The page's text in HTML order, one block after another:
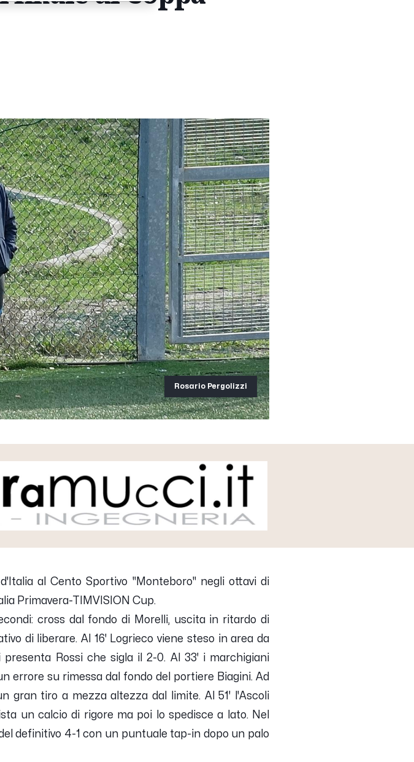
Rosario Pergolizzi
al Cento Sportivo "Monteboro" negli ottavi di
Primavera-TIMVISION Cup.
cross dal fondo di Morelli, uscita in ritardo di
di liberare. Al 16' Logrieco viene steso in area da
Rossi che sigla il 2-0. Al 33' i marchigiani
errore su rimessa dal fondo del portiere Biagini. Ad
gran tiro a mezza altezza dal limite. Al 51' l'Ascoli
un calcio di rigore ma poi lo spedisce a lato. Nel
definitivo 4-1 con un puntuale tap-in dopo un palo